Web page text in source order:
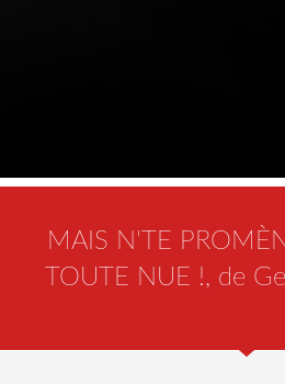
MAIS N'TE
TOUTE NUE !, de